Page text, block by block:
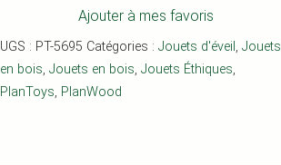
Ajouter à mes favoris
UGS : PT-5695 Catégories : Jouets d'éveil , Jouets
en bois, Jouets en bois, Jouets Éthiques,
PlanToys, PlanWood